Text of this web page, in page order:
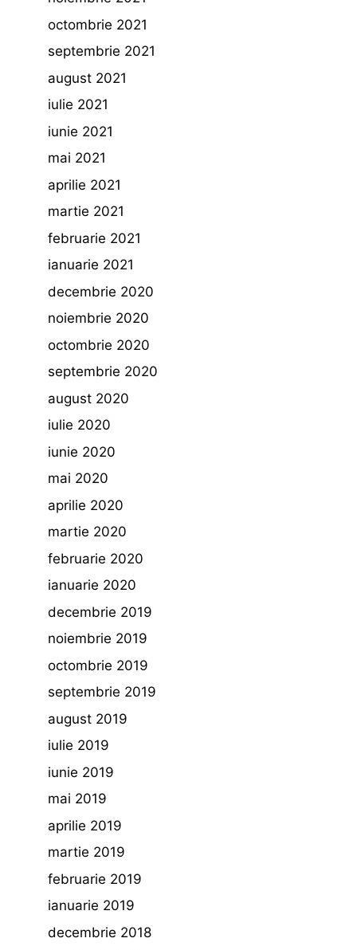
octombrie 2021
septembrie 2021
august 2021
iulie 2021
iunie 2021
mai 2021
aprilie 2021
martie 2021
februarie 2021
ianuarie 2021
decembrie 2020
noiembrie 2020
octombrie 2020
septembrie 2020
august 2020
iulie 2020
iunie 2020
mai 2020
aprilie 2020
martie 2020
februarie 2020
ianuarie 2020
decembrie 2019
noiembrie 2019
octombrie 2019
septembrie 2019
august 2019
iulie 2019
iunie 2019
mai 2019
aprilie 2019
martie 2019
februarie 2019
ianuarie 2019
decembrie 2018